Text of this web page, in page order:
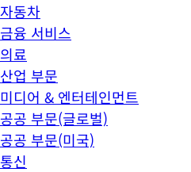
자동차
금융 서비스
의료
산업 부문
미디어 & 엔터테인먼트
공공 부문(글로벌)
공공 부문(미국)
통신